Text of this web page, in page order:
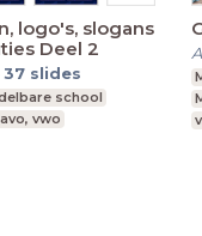
logo's, slogans
Deel 2
37 slides
school
vwo